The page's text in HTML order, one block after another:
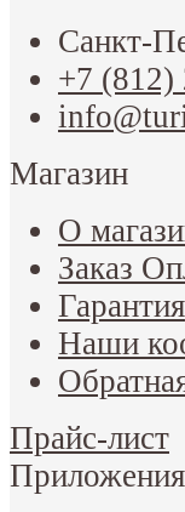
Санкт-
+7 (812)
Магазин
О
Заказ
Гарантия
Наши
Прайс-лист
Приложения